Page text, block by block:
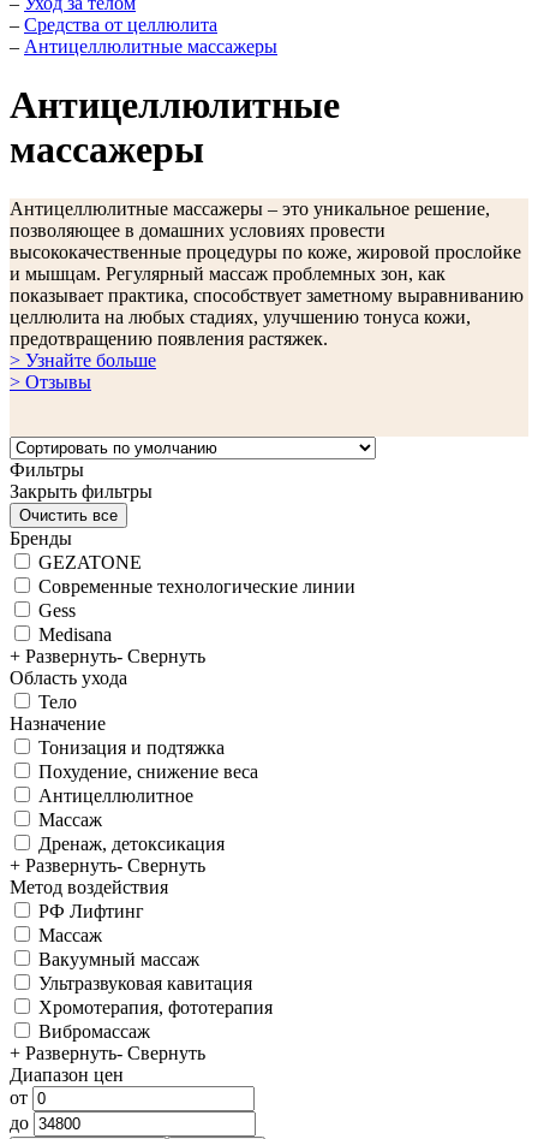
– Средства от целлюлита
– Антицеллюлитные массажеры
Антицеллюлитные
массажеры
Антицеллюлитные массажеры – это уникальное решение,
позволяющее в домашних условиях провести
высококачественные процедуры по коже, жировой прослойке
и мышцам. Регулярный массаж проблемных зон, как
показывает практика, способствует заметному выравниванию
целлюлита на любых стадиях, улучшению тонуса кожи,
предотвращению появления растяжек.
> Узнайте больше
> Отзывы
Фильтры
Закрыть фильтры
Бренды
GEZATONE
Современные технологические линии
Gess
Medisana
+ Развернуть- Свернуть
Область ухода
Тело
Назначение
Тонизация и подтяжка
Похудение, снижение веса
Антицеллюлитное
Массаж
Дренаж, детоксикация
+ Развернуть- Свернуть
Метод воздействия
РФ Лифтинг
Массаж
Вакуумный массаж
Ультразвуковая кавитация
Хромотерапия, фототерапия
Вибромассаж
+ Развернуть- Свернуть
Диапазон цен
от
до